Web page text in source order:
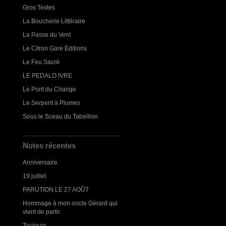
Gros Textes
La Boucherie Littéraire
La Passe du Vent
Le Citron Gare Editions
Le Feu Sacré
LE PEDALO IVRE
Le Pont du Change
Le Serpent à Plumes
Sous le Sceau du Tabellion
Notes récentes
Anniversaire
19 juillet
PARUTION LE 27 AOÛT
Hommage à mon oncle Gérard qui
vient de partir